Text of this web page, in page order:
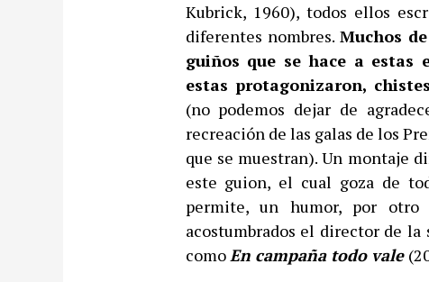
Kubrick, 1960), todos ellos
diferentes nombres. Muchos
guiños que se hace a estas
estas protagonizaron,
(no podemos dejar de
recreación de las galas de los
que se muestran). Un montaje
este guion, el cual goza de
permite, un humor, por
acostumbrados el director de la
comoEn campaña todo vale